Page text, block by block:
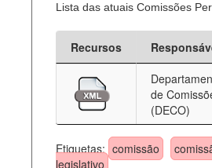
Lista das atuais Comissões
Recursos
de
(DECO)
Etiquetas: comissão
legislativo